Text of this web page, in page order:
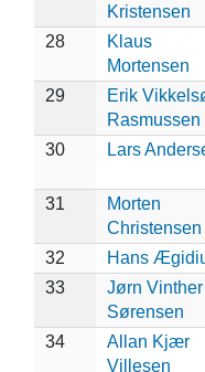
Kristensen
28
Klaus
Mortensen
29
Erik
Rasmussen
30 Lars
31
Morten
Christensen
32 Hans
33
Jørn Vinther
Sørensen
34
Allan Kjær
Villesen